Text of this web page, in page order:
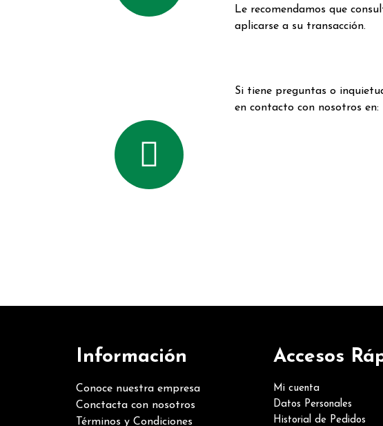
Le recomendamos que
aplicarse a su transacción.
Si tiene preguntas o
en contacto con nosotros en:
Información
Conoce nuestra empresa
Conctacta con nosotros
Términos y Condiciones
Accesos
Mi cuenta
Datos Personales
Historial de Pedidos